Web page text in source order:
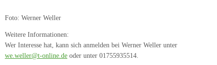
Foto: Werner Weller
Weitere Informationen:
Wer Interesse hat, kann sich anmelden bei Werner Weller unter
we.weller@t-online.de oder unter 01755935514.